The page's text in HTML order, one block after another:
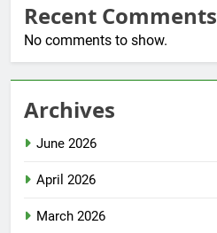
Recent Comments
No comments to show.
Archives
June 2026
April 2026
March 2026